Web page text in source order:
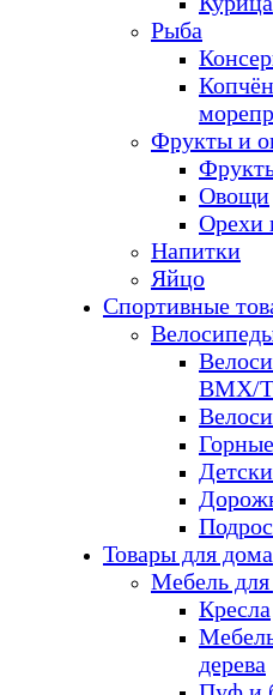
Рыба
Фрукты и
Овощи
Орехи
Напитки
Яйцо
Спортивные
BMX/
Товары для дома
Мебель
Кресла
дерева